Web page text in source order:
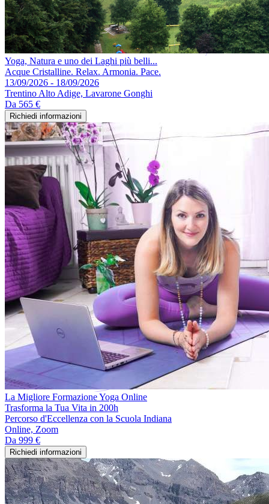
Yoga, Natura e uno dei Laghi più belli...
Acque Cristalline. Relax. Armonia. Pace.
13/09/2026 - 18/09/2026
Trentino Alto Adige, Lavarone Gonghi
Da 565 €
Richiedi informazioni
La Migliore Formazione Yoga Online
Trasforma la Tua Vita in 200h
Percorso d'Eccellenza con la Scuola Indiana
Online, Zoom
Da 999 €
Richiedi informazioni